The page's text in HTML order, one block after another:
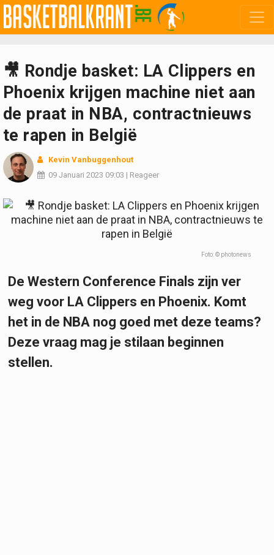
🎥 Rondje basket: LA Clippers en
Phoenix krijgen machine niet aan
de praat in NBA, contractnieuws
te rapen in België
Kevin Vanbuggenhout
09 Januari 2023 09:03 | Reageer
Foto: © photonews
De Western Conference Finals zijn ver
weg voor LA Clippers en Phoenix. Komt
het in de NBA nog goed met deze teams?
Deze vraag mag je stilaan beginnen
stellen.